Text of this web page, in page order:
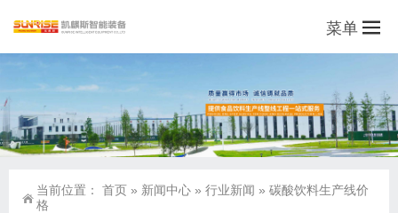
菜单
当前位置： 首页 » 新闻中心 » 行业新闻 » 碳酸饮料生产线价
格